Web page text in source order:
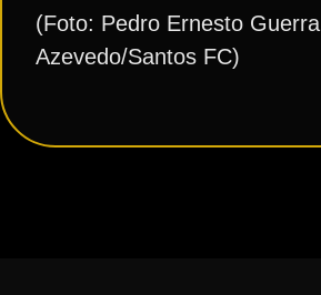
(Foto: Pedro Ernesto Guerra
Azevedo/Santos FC)